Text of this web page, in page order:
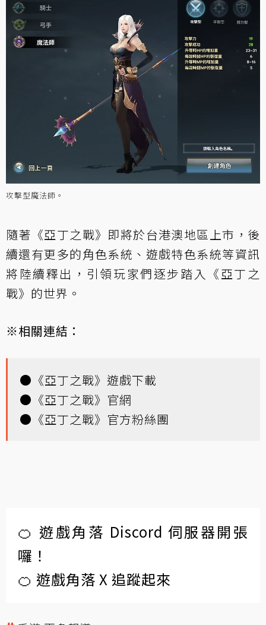
攻擊型魔法師。
隨著《亞丁之戰》即將於台港澳地區上市，後
續還有更多的角色系統、遊戲特色系統等資訊
將陸續釋出，引領玩家們逐步踏入《亞丁之
戰》的世界。
※相關連結：
● 《亞丁之戰》遊戲下載
● 《亞丁之戰》官網
● 《亞丁之戰》官方粉絲團
🍊 遊戲角落 Discord 伺服器開張
囉！
🍊 遊戲角落 X 追蹤起來